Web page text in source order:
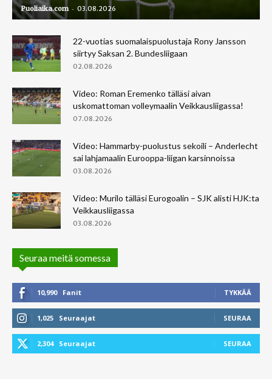
Puoliaika.com - 03.08.2026
22-vuotias suomalaispuolustaja Rony Jansson
siirtyy Saksan 2. Bundesliigaan
02.08.2026
Video: Roman Eremenko tälläsi aivan
uskomattoman volleymaalin Veikkausliigassa!
07.08.2026
Video: Hammarby-puolustus sekoili – Anderlecht
sai lahjamaalin Eurooppa-liigan karsinnoissa
03.08.2026
Video: Murilo tälläsi Eurogoalin – SJK alisti HJK:ta
Veikkausliigassa
03.08.2026
Seuraa meitä somessa
10,990 Fanit TYKKÄÄ
1,025 Seuraajat SEURAA
2,304 Seuraajat SEURAA